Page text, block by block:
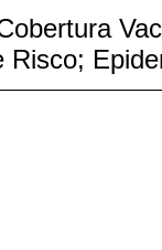
Risco;